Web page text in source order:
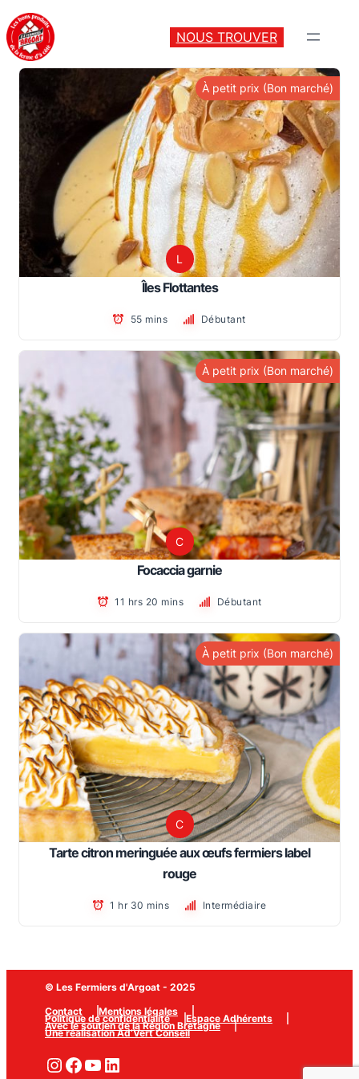
NOUS TROUVER
À petit prix (Bon marché)
L
Îles Flottantes
55 mins Débutant
À petit prix (Bon marché)
C
Focaccia garnie
11 hrs 20 mins Débutant
À petit prix (Bon marché)
C
Tarte citron meringuée aux œufs fermiers label
rouge
1 hr 30 mins Intermédiaire
© Les Fermiers d'Argoat - 2025
Contact
Mentions légales
Politique de confidentialité Espace Adhérents
Avec le soutien de la Région Bretagne
Une réalisation Ad’Vert Conseil
Instagram
Facebook
YouTube
LinkedIn